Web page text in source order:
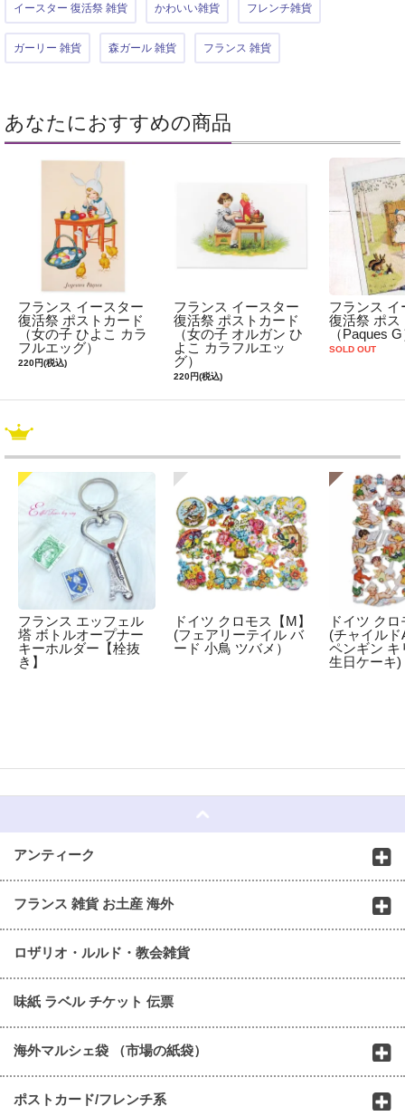
イースター 復活祭 雑貨 かわいい雑貨 フレンチ雑貨
ガーリー 雑貨 森ガール 雑貨 フランス 雑貨
あなたにおすすめの商品
フランス イースター
復活祭 ポストカード
（女の子 ひよこ カラ
フルエッグ）
220円(税込)
フランス イースター
復活祭 ポストカード
（女の子 オルガン ひ
よこ カラフルエッ
グ）
220円(税込)
フランス イ
復活祭 ポス
（Paques
SOLD OUT
フランス エッフェル
塔 ボトルオープナー
キーホルダー【栓抜
き】
ドイツ クロモス【M】
(フェアリーテイル バ
ード 小鳥 ツバメ）
ドイツ ク
(チャイルド
ペンギン キ
生日ケーキ)
アンティーク
フランス 雑貨 お土産 海外
ロザリオ・ルルド・教会雑貨
味紙 ラベル チケット 伝票
海外マルシェ袋 （市場の紙袋）
ポストカード/フレンチ系